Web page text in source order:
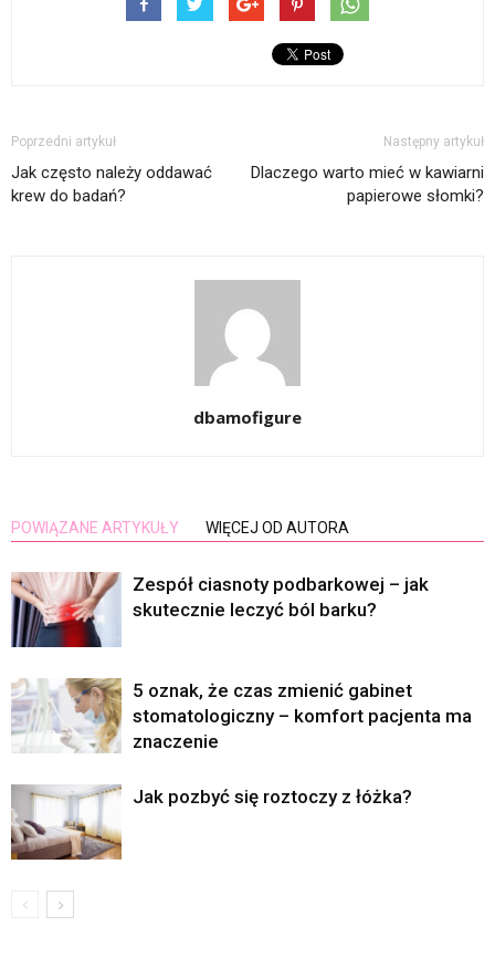
Poprzedni artykuł
Jak często należy oddawać
krew do badań?
Następny artykuł
Dlaczego warto mieć w kawiarni
papierowe słomki?
dbamofigure
POWIĄZANE ARTYKUŁY WIĘCEJ OD AUTORA
Zespół ciasnoty podbarkowej – jak
skutecznie leczyć ból barku?
5 oznak, że czas zmienić gabinet
stomatologiczny – komfort pacjenta ma
znaczenie
Jak pozbyć się roztoczy z łóżka?